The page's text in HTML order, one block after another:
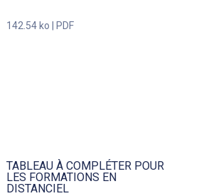
142.54 ko | PDF
TABLEAU À COMPLÉTER POUR
LES FORMATIONS EN
DISTANCIEL